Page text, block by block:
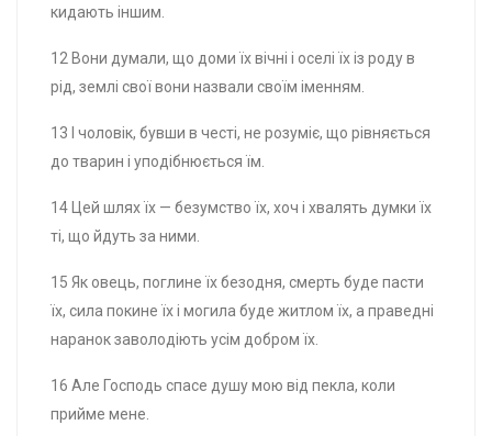
кидають іншим.
12 Вони думали, що доми їх вічні і оселі їх із роду в
рід, землі свої вони назвали своїм іменням.
13 І чоловік, бувши в честі, не розуміє, що рівняється
до тварин і уподібнюється їм.
14 Цей шлях їх — безумство їх, хоч і хвалять думки їх
ті, що йдуть за ними.
15 Як овець, поглине їх безодня, смерть буде пасти
їх, сила покине їх і могила буде житлом їх, а праведні
наранок заволодіють усім добром їх.
16 Але Господь спасе душу мою від пекла, коли
прийме мене.